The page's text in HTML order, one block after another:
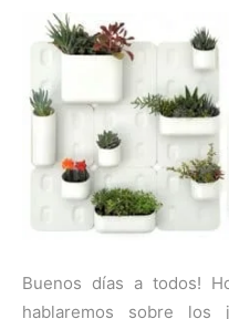
Buenos días a todos!
hablaremos sobre los